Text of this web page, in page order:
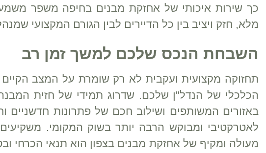
כך שירות איכותי של אחזקת מבנים בחיפה משפר
מלא, חזק ויציב בין כל הדיירים לבין הגורם המקצועי
השבחת הנכס שלכם למשך זמן רב
תחזוקה מקצועית ועקבית לא רק שומרת על המצב
הכלכלי של הנדל"ן שלכם. שדרוג תמידי של חזית
באזורים המשותפים ושילוב חכם של פתרונות חדשניים
לאטרקטיבי ומבוקש הרבה יותר בשוק המקומי.
מעולה ומקיף של אחזקת מבנים בצפון הוא תנאי הכרחי